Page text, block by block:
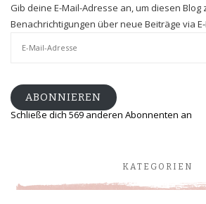
Gib deine E-Mail-Adresse an, um diesen
Benachrichtigungen über neue Beiträge via
ABONNIEREN
Schließe dich 569 anderen Abonnenten an
KATEGORIEN